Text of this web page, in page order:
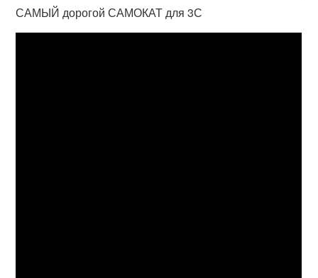
САМЫЙ дорогой САМОКАТ для 3С